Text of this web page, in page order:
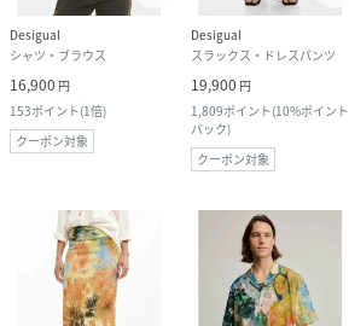
Desigual
シャツ・ブラウス
16,900 円
153ポイント(1倍)
クーポン対象
Desigual
スラックス・ドレスパンツ
19,900 円
1,809ポイント(10%ポイント
バック)
クーポン対象